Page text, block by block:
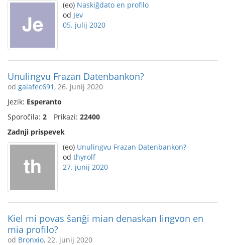
(eo) Naskiĝdato en profilo
od Jev
05. julij 2020
Unulingvu Frazan Datenbankon?
od galafec691 , 26. junij 2020
Jezik: Esperanto
Sporočila: 2 Prikazi: 22400
Zadnji prispevek
(eo) Unulingvu Frazan Datenbankon?
od thyrolf
27. junij 2020
Kiel mi povas ŝanĝi mian denaskan lingvon en
mia profilo?
od Bronxio, 22. junij 2020